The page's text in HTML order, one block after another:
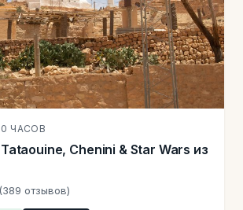
ЧАСОВ
Chenini & Star Wars из
(389 отзывов)